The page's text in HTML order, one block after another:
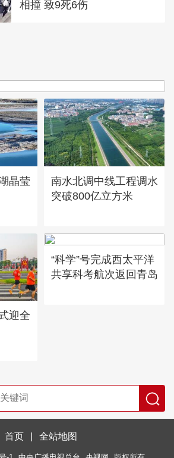
相撞 致9死6伤
夜文旅乐
晶莹
南水北调中线工程调水
突破800亿立方米
迎全
“科学”号完成西太平洋
共享科考航次返回青岛
首页 全站地图